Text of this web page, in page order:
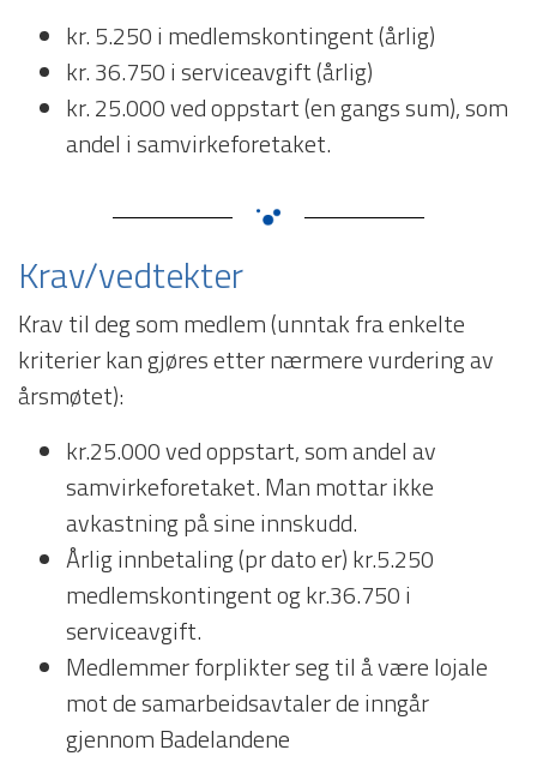
kr. 5.250 i medlemskontingent (årlig)
kr. 36.750 i serviceavgift (årlig)
kr. 25.000 ved oppstart (en gangs sum), som
andel i samvirkeforetaket.
Krav/vedtekter
Krav til deg som medlem (unntak fra enkelte
kriterier kan gjøres etter nærmere vurdering av
årsmøtet):
kr.25.000 ved oppstart, som andel av
samvirkeforetaket. Man mottar ikke
avkastning på sine innskudd.
Årlig innbetaling (pr dato er) kr.5.250
medlemskontingent og kr.36.750 i
serviceavgift.
Medlemmer forplikter seg til å være lojale
mot de samarbeidsavtaler de inngår
gjennom Badelandene